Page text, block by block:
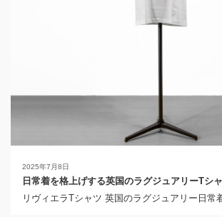
2025年7月8日
日常着を格上げする英国のラグジュアリーTシ
リヴィエラTシャツ 英国のラグジュアリー日常